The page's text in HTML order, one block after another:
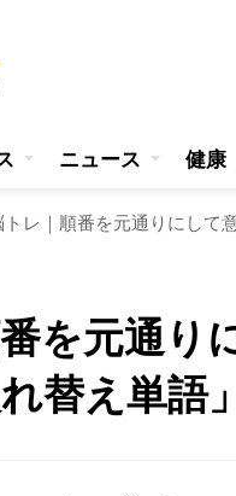
ニュース 健康
を元通り
替え単語」